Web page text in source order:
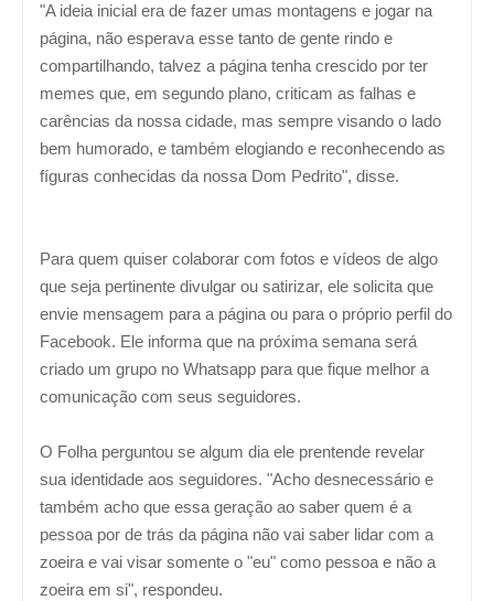
"A ideia inicial era de fazer umas montagens e jogar na
página, não esperava esse tanto de gente rindo e
compartilhando, talvez a página tenha crescido por ter
memes que, em segundo plano, criticam as falhas e
carências da nossa cidade, mas sempre visando o lado
bem humorado, e também elogiando e reconhecendo as
fíguras conhecidas da nossa Dom Pedrito", disse.
Para quem quiser colaborar com fotos e vídeos de algo
que seja pertinente divulgar ou satirizar, ele solicita que
envie mensagem para a página ou para o próprio perfil do
Facebook. Ele informa que na próxima semana será
criado um grupo no Whatsapp para que fique melhor a
comunicação com seus seguidores.
O Folha perguntou se algum dia ele prentende revelar
sua identidade aos seguidores. "Acho desnecessário e
também acho que essa geração ao saber quem é a
pessoa por de trás da página não vai saber lidar com a
zoeira e vai visar somente o "eu" como pessoa e não a
zoeira em si", respondeu.